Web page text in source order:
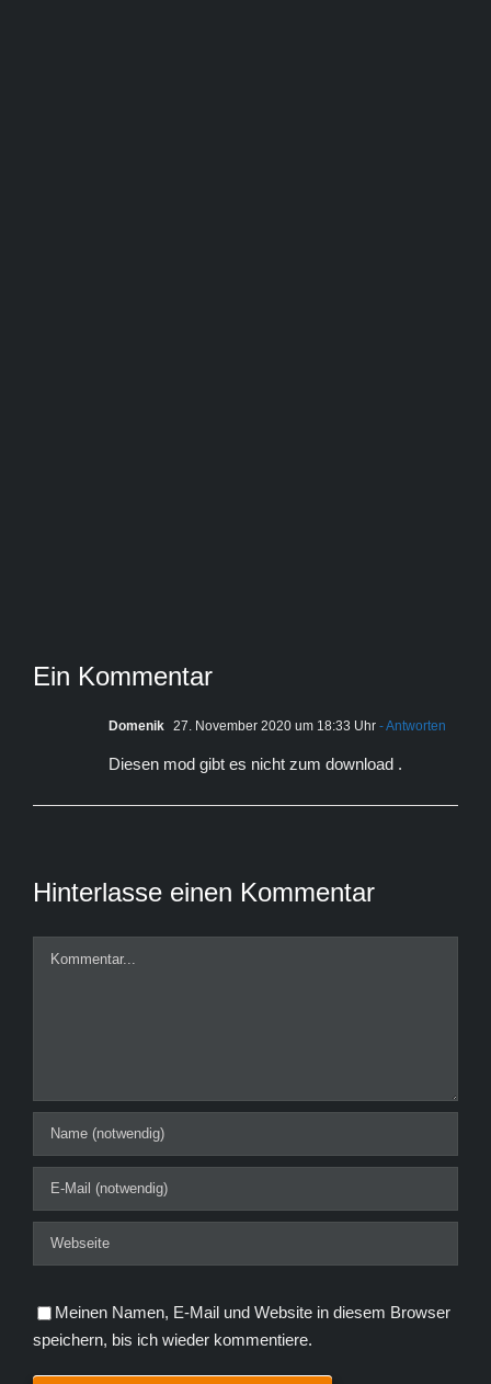
Ein Kommentar
Domenik 27. November 2020 um 18:33 Uhr - Antworten
Diesen mod gibt es nicht zum download .
Hinterlasse einen Kommentar
Kommentar
Meinen Namen, E-Mail und Website in diesem Browser
speichern, bis ich wieder kommentiere.